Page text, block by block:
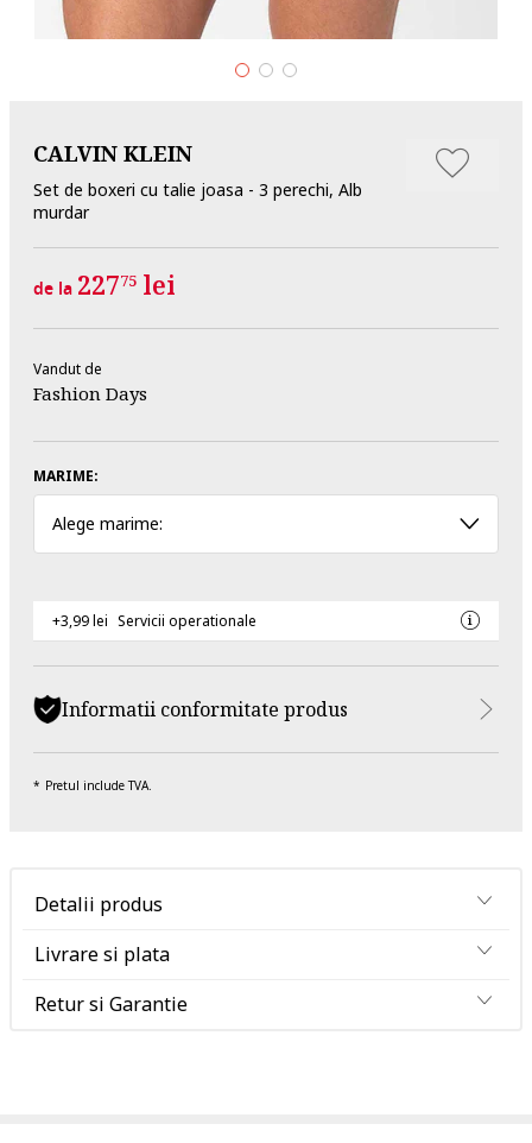
CALVIN KLEIN
Set de boxeri cu talie joasa - 3 perechi, Alb
murdar
de la 22775 lei
Vandut de
Fashion Days
MARIME:
Alege marime:
+3,99 lei Servicii operationale
Informatii conformitate produs
Pretul include TVA.
Detalii produs
Livrare si plata
Retur si Garantie